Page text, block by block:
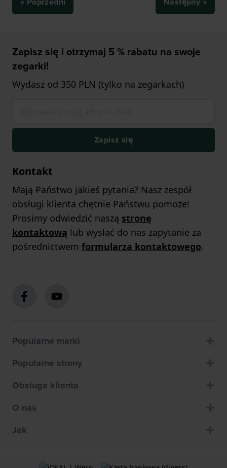
Zapisz się i otrzymaj 5 % rabatu na swoje
zegarki!
Wydasz od 350 PLN (tylko na zegarkach)
Zapisz się
Kontakt
Mają Państwo jakieś pytania? Nasz zespół
obsługi klienta chętnie Państwu pomoże!
Prosimy odwiedzić naszą stronę
kontaktową lub wysłać do nas zapytanie za
pośrednictwem formularza kontaktowego.
Popularne marki
Popularne strony
Obsluga klienta
O nas
Jak